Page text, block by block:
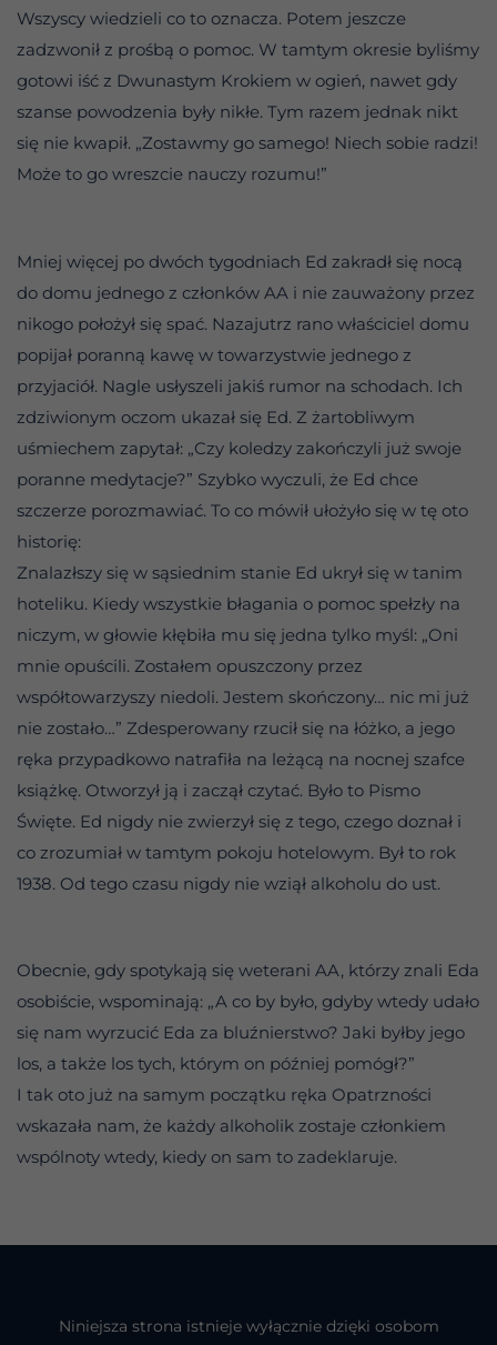
Wszyscy wiedzieli co to oznacza. Potem jeszcze
zadzwonił z prośbą o pomoc. W tamtym okresie byliśmy
gotowi iść z Dwunastym Krokiem w ogień, nawet gdy
szanse powodzenia były nikłe. Tym razem jednak nikt
się nie kwapił. „Zostawmy go samego! Niech sobie radzi!
Może to go wreszcie nauczy rozumu!”
Mniej więcej po dwóch tygodniach Ed zakradł się nocą
do domu jednego z członków AA i nie zauważony przez
nikogo położył się spać. Nazajutrz rano właściciel domu
popijał poranną kawę w towarzystwie jednego z
przyjaciół. Nagle usłyszeli jakiś rumor na schodach. Ich
zdziwionym oczom ukazał się Ed. Z żartobliwym
uśmiechem zapytał: „Czy koledzy zakończyli już swoje
poranne medytacje?” Szybko wyczuli, że Ed chce
szczerze porozmawiać. To co mówił ułożyło się w tę oto
historię:
Znalazłszy się w sąsiednim stanie Ed ukrył się w tanim
hoteliku. Kiedy wszystkie błagania o pomoc spełzły na
niczym, w głowie kłębiła mu się jedna tylko myśl: „Oni
mnie opuścili. Zostałem opuszczony przez
współtowarzyszy niedoli. Jestem skończony… nic mi już
nie zostało…” Zdesperowany rzucił się na łóżko, a jego
ręka przypadkowo natrafiła na leżącą na nocnej szafce
książkę. Otworzył ją i zaczął czytać. Było to Pismo
Święte. Ed nigdy nie zwierzył się z tego, czego doznał i
co zrozumiał w tamtym pokoju hotelowym. Był to rok
1938. Od tego czasu nigdy nie wziął alkoholu do ust.
Obecnie, gdy spotykają się weterani AA, którzy znali Eda
osobiście, wspominają: „A co by było, gdyby wtedy udało
się nam wyrzucić Eda za bluźnierstwo? Jaki byłby jego
los, a także los tych, którym on później pomógł?”
I tak oto już na samym początku ręka Opatrzności
wskazała nam, że każdy alkoholik zostaje członkiem
wspólnoty wtedy, kiedy on sam to zadeklaruje.
Niniejsza strona istnieje wyłącznie dzięki osobom